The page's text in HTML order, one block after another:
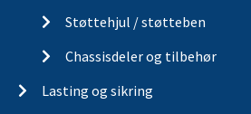
Støttehjul / støtteben
Chassisdeler og tilbehør
Lasting og sikring